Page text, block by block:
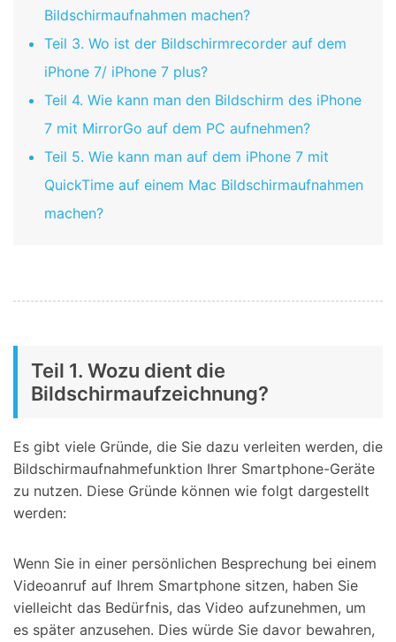
Bildschirmaufnahmen machen?
Teil 3. Wo ist der Bildschirmrecorder auf dem
iPhone 7/ iPhone 7 plus?
Teil 4. Wie kann man den Bildschirm des iPhone
7 mit MirrorGo auf dem PC aufnehmen?
Teil 5. Wie kann man auf dem iPhone 7 mit
QuickTime auf einem Mac Bildschirmaufnahmen
machen?
Teil 1. Wozu dient die
Bildschirmaufzeichnung?
Es gibt viele Gründe, die Sie dazu verleiten werden, die
Bildschirmaufnahmefunktion Ihrer Smartphone-Geräte
zu nutzen. Diese Gründe können wie folgt dargestellt
werden:
Wenn Sie in einer persönlichen Besprechung bei einem
Videoanruf auf Ihrem Smartphone sitzen, haben Sie
vielleicht das Bedürfnis, das Video aufzunehmen, um
es später anzusehen. Dies würde Sie davor bewahren,